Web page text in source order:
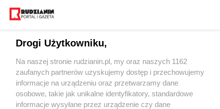
Wydawca mediów lokalnych
Drogi Użytkowniku,
Na naszej stronie rudzianin.pl, my oraz naszych 1162
zaufanych partnerów uzyskujemy dostęp i przechowujemy
informacje na urządzeniu oraz przetwarzamy dane
osobowe, takie jak unikalne identyfikatory, standardowe
informacje wysyłane przez urządzenie czy dane